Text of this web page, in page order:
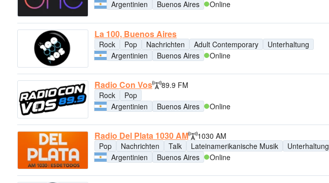
Argentinien
Buenos Aires Online
La 100, Buenos Aires
Rock Pop Nachrichten Adult Contemporary
Unterhaltung
Argentinien
Buenos Aires Online
Radio Con Vos
89.9 FM
Rock
Pop
Argentinien
Buenos Aires Online
Radio Del Plata 1030 AM
1030 AM
Pop
Nachrichten Talk Lateinamerikanische Musik
Unterhaltung
Argentinien
Buenos Aires Online